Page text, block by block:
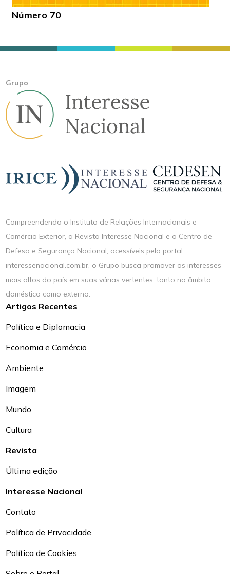
Número 70
Grupo
Compreendendo o Instituto de Relações Internacionais e
Comércio Exterior, a Revista Interesse Nacional e o Centro de
Defesa e Segurança Nacional, acessíveis pelo portal
interessenacional.com.br, o Grupo busca promover os interesses
mais altos do país em suas várias vertentes, tanto no âmbito
doméstico como externo.
Artigos Recentes
Política e Diplomacia
Economia e Comércio
Ambiente
Imagem
Mundo
Cultura
Revista
Última edição
Interesse Nacional
Contato
Política de Privacidade
Política de Cookies